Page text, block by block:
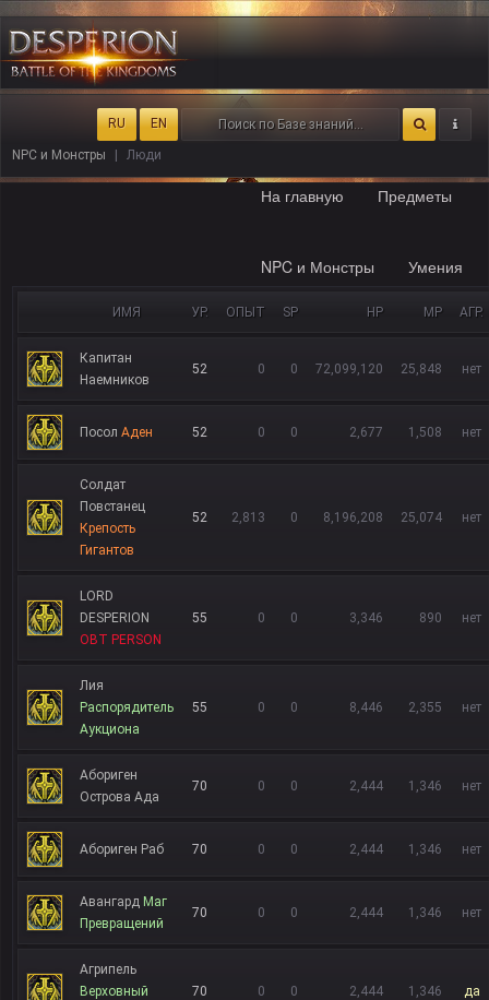
RU EN
На главную Предметы
NPC и Монстры Умения
NPC и Монстры Люди
ИМЯ УР. ОПЫТ SP HP MP АГР.
Капитан
Наемников
52 0 0 72,099,120 25,848 нет
Посол Аден 52 0 0 2,677 1,508 нет
Солдат
Повстанец
Крепость
Гигантов
52 2,813 0 8,196,208 25,074 нет
LORD
DESPERION
OBT PERSON
55 0 0 3,346 890 нет
Лия
Распорядитель
Аукциона
55 0 0 8,446 2,355 нет
Абориген
Острова Ада
70 0 0 2,444 1,346 нет
Абориген Раб 70 0 0 2,444 1,346 нет
Авангард Маг
Превращений
70 0 0 2,444 1,346 нет
Агрипель
Верховный
70 0 0 2,444 1,346 да